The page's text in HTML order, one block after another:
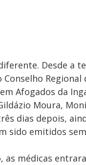
Desde a
Regional
Afogados da
Moura,
dias depois,
sido emitidos
médicas